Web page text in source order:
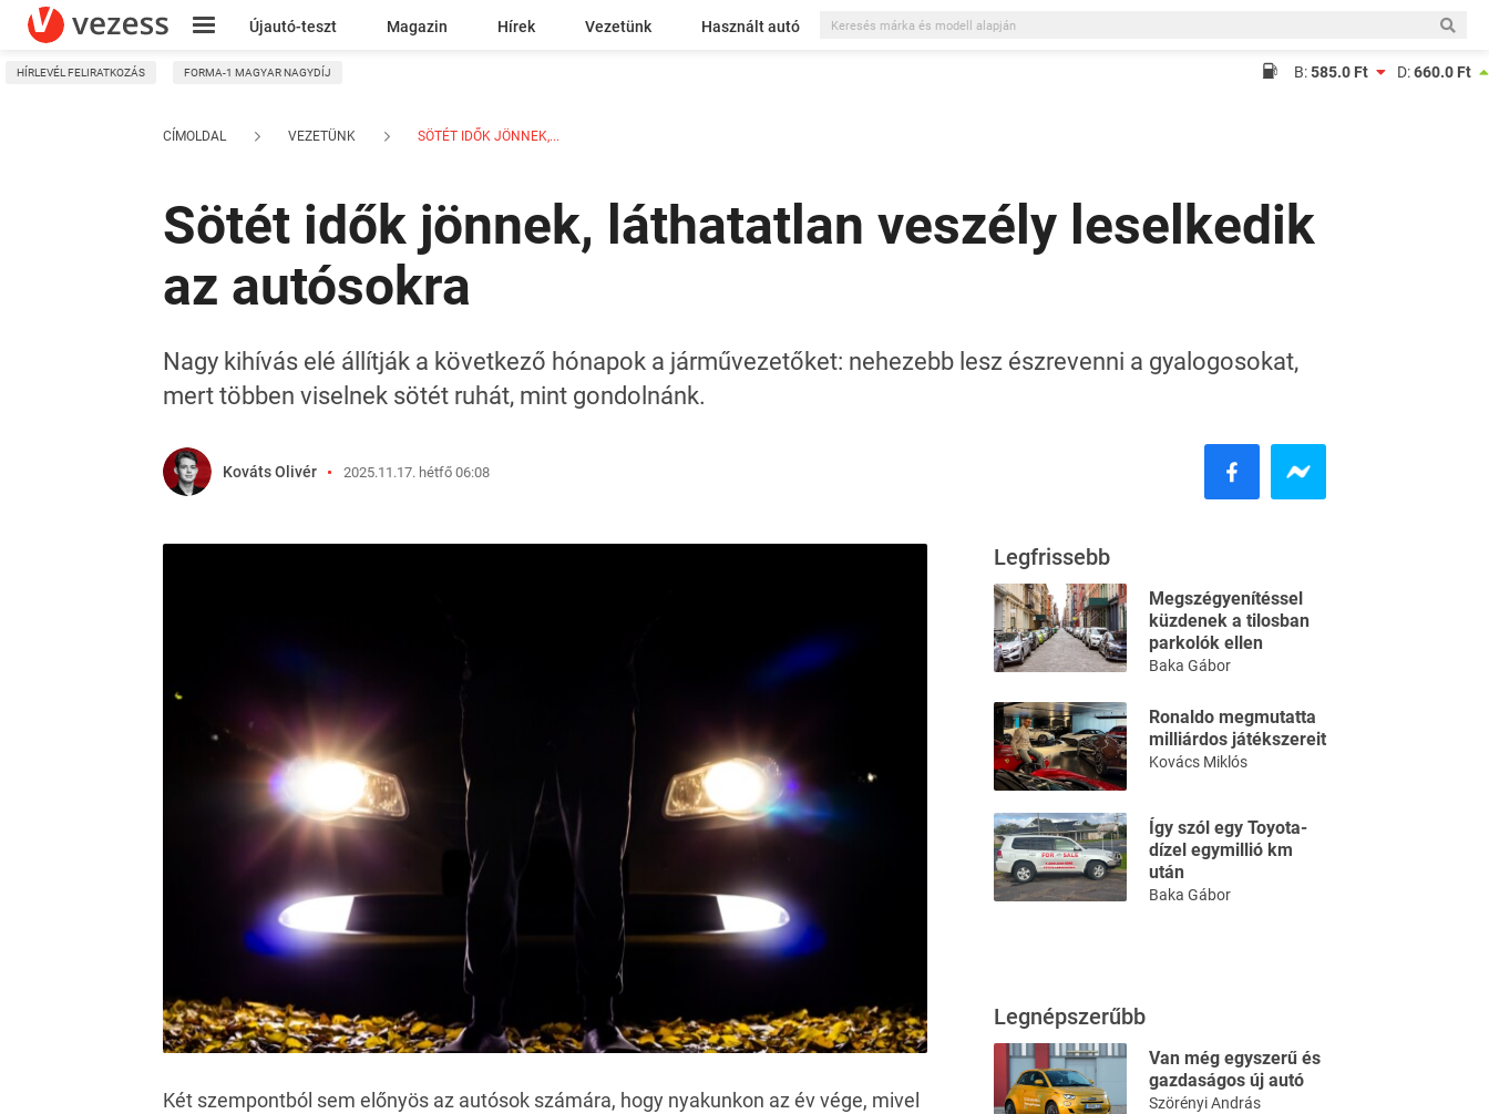
Újautó-teszt Magazin Hírek Vezetünk Használt autó
Kresz
HÍRLEVÉL FELIRATKOZÁS FORMA-1 MAGYAR NAGYDÍJ B:585.0 Ft D:660.0 Ft
CÍMOLDAL VEZETÜNK SÖTÉT IDŐK JÖNNEK,...
Sötét idők jönnek, láthatatlan veszély leselkedik
az autósokra
Nagy kihívás elé állítják a következő hónapok a járművezetőket: nehezebb lesz észrevenni a gyalogosokat,
mert többen viselnek sötét ruhát, mint gondolnánk.
Kováts Olivér 2025.11.17. hétfő 06:08
Két szempontból sem előnyös az autósok számára, hogy nyakunkon az év vége, mivel
Legfrissebb
Megszégyenítéssel
küzdenek a tilosban
parkolók ellen
Baka Gábor
Ronaldo megmutatta
milliárdos játékszereit
Kovács Miklós
Így szól egy Toyota-
dízel egymillió km
után
Baka Gábor
Legnépszerűbb
Van még egyszerű és
gazdaságos új autó
Szörényi András